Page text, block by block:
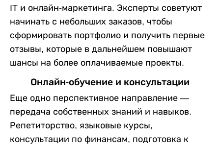
IT и онлайн-маркетинга. Эксперты советуют
начинать с небольших заказов, чтобы
сформировать портфолио и получить первые
отзывы, которые в дальнейшем повышают
шансы на более оплачиваемые проекты.
Онлайн-обучение и консультации
Еще одно перспективное направление —
передача собственных знаний и навыков.
Репетиторство, языковые курсы,
консультации по финансам, подготовка к